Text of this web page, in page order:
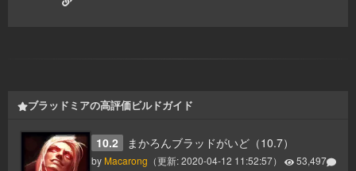
ブラッドミアの高評価ビルドガイド
10.2 まかろんブラッドがいど（10.7）
by Macarong （更新:2020-04-12 11:52:57）
53,497